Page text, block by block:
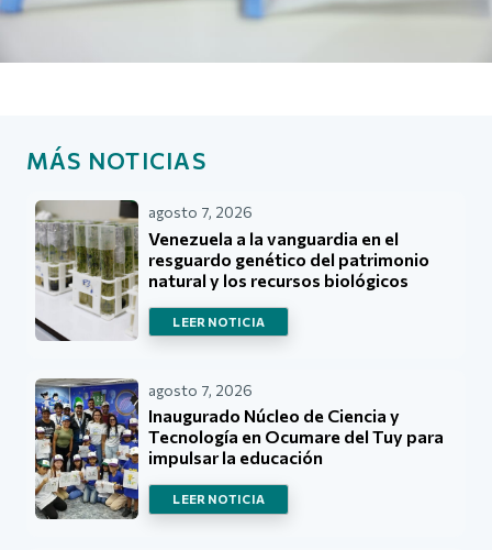
MÁS NOTICIAS
agosto 7, 2026
Venezuela a la vanguardia en el
resguardo genético del patrimonio
natural y los recursos biológicos
LEER NOTICIA
agosto 7, 2026
Inaugurado Núcleo de Ciencia y
Tecnología en Ocumare del Tuy para
impulsar la educación
LEER NOTICIA